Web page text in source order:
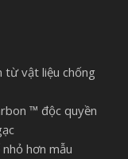
từ vật liệu chống
™ độc quyền
hơn mẫu